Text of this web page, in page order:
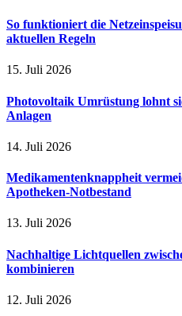
So funktioniert die
aktuellen Regeln
15. Juli 2026
Photovoltaik Umrüstung lohnt
Anlagen
14. Juli 2026
Medikamentenknappheit
Apotheken-Notbestand
13. Juli 2026
Nachhaltige Lichtquellen
kombinieren
12. Juli 2026